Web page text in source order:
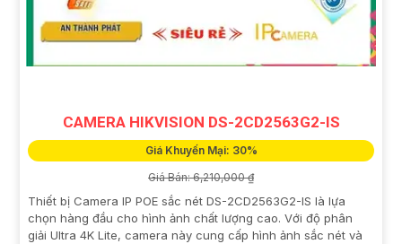
CAMERA HIKVISION DS-2CD2563G2-IS
Giá Khuyến Mại: 30%
Giá Bán: 6,210,000 ₫
Thiết bị Camera IP POE sắc nét DS-2CD2563G2-IS là lựa
chọn hàng đầu cho hình ảnh chất lượng cao. Với độ phân
giải Ultra 4K Lite, camera này cung cấp hình ảnh sắc nét và